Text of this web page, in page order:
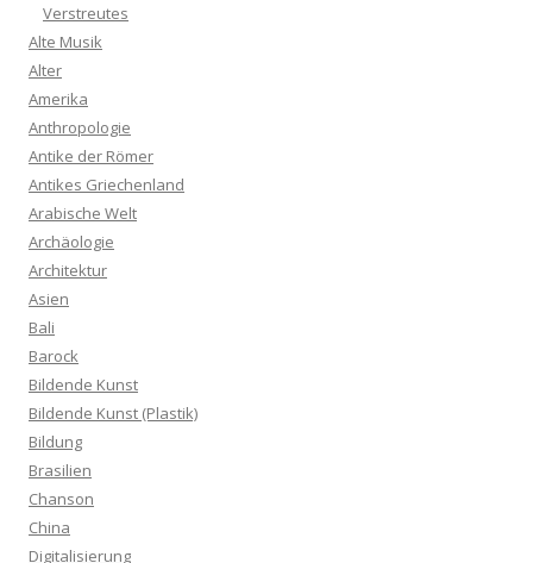
Verstreutes
Alte Musik
Alter
Amerika
Anthropologie
Antike der Römer
Antikes Griechenland
Arabische Welt
Archäologie
Architektur
Asien
Bali
Barock
Bildende Kunst
Bildende Kunst (Plastik)
Bildung
Brasilien
Chanson
China
Digitalisierung